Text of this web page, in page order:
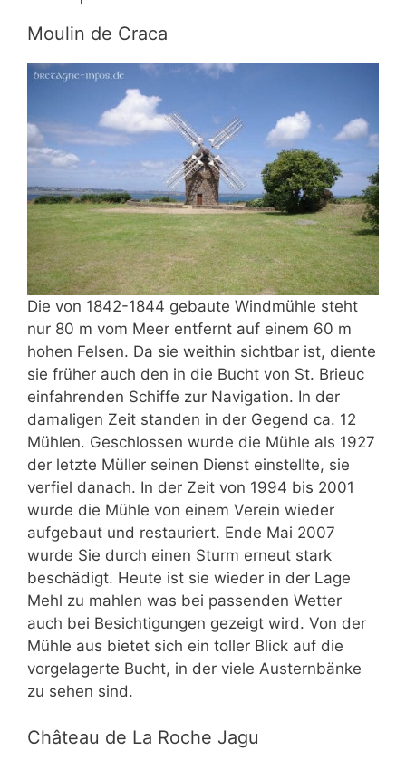
Moulin de Craca
Die von 1842-1844 gebaute Windmühle steht
nur 80 m vom Meer entfernt auf einem 60 m
hohen Felsen. Da sie weithin sichtbar ist, diente
sie früher auch den in die Bucht von St. Brieuc
einfahrenden Schiffe zur Navigation. In der
damaligen Zeit standen in der Gegend ca. 12
Mühlen. Geschlossen wurde die Mühle als 1927
der letzte Müller seinen Dienst einstellte, sie
verfiel danach. In der Zeit von 1994 bis 2001
wurde die Mühle von einem Verein wieder
aufgebaut und restauriert. Ende Mai 2007
wurde Sie durch einen Sturm erneut stark
beschädigt. Heute ist sie wieder in der Lage
Mehl zu mahlen was bei passenden Wetter
auch bei Besichtigungen gezeigt wird. Von der
Mühle aus bietet sich ein toller Blick auf die
vorgelagerte Bucht, in der viele Austernbänke
zu sehen sind.
Château de La Roche Jagu